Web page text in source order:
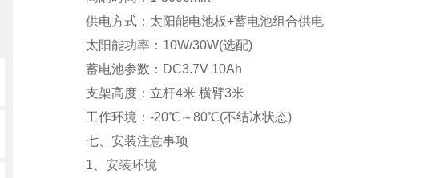
供电方式：太阳能电池板+蓄电池组合供电
太阳能功率：10W/30W(选配)
蓄电池参数：DC3.7V 10Ah
支架高度：立杆4米 横臂3米
工作环境：-20℃～80℃(不结冰状态)
七、安装注意事项
1、安装环境